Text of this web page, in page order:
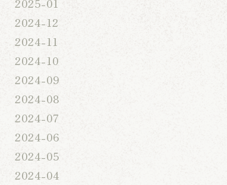
2024-12
2024-11
2024-10
2024-09
2024-08
2024-07
2024-06
2024-05
2024-04